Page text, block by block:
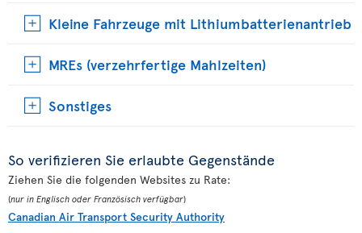
Kleine Fahrzeuge mit Lithiumbatterienantrieb
MREs (verzehrfertige Mahlzeiten)
Sonstiges
So verifizieren Sie erlaubte Gegenstände
Ziehen Sie die folgenden Websites zu Rate:
(nur in Englisch oder Französisch verfügbar)
Canadian Air Transport Security Authority